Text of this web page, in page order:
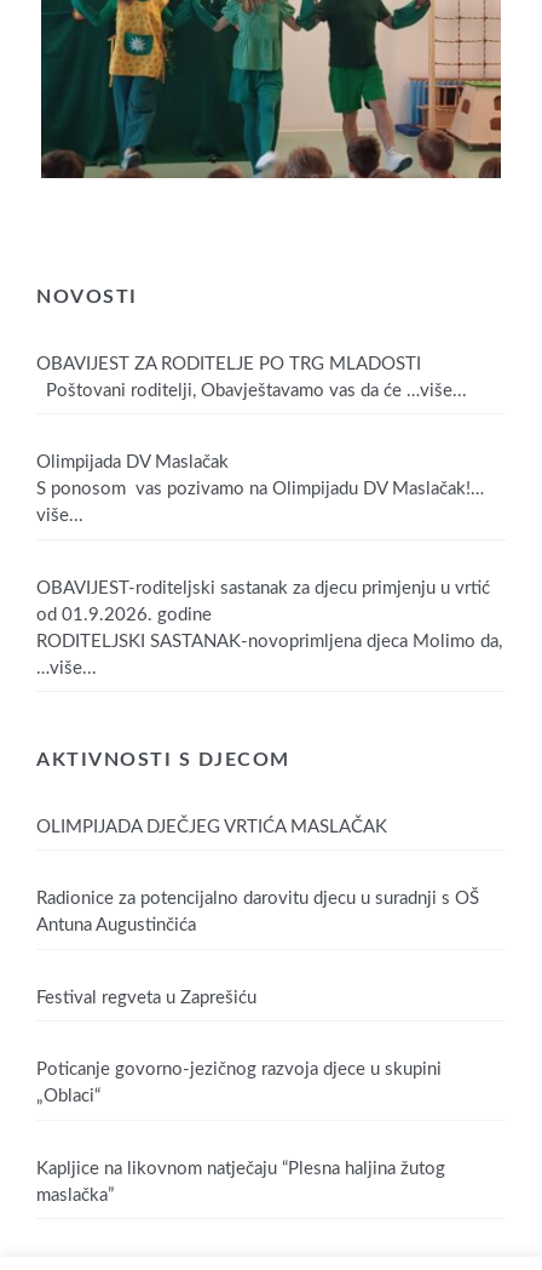
NOVOSTI
OBAVIJEST ZA RODITELJE PO TRG MLADOSTI
Poštovani roditelji, Obavještavamo vas da će …više...
Olimpijada DV Maslačak
S ponosom vas pozivamo na Olimpijadu DV Maslačak!…
više...
OBAVIJEST-roditeljski sastanak za djecu primjenju u vrtić
od 01.9.2026. godine
RODITELJSKI SASTANAK-novoprimljena djeca Molimo da,
…više...
AKTIVNOSTI S DJECOM
OLIMPIJADA DJEČJEG VRTIĆA MASLAČAK
Radionice za potencijalno darovitu djecu u suradnji s OŠ
Antuna Augustinčića
Festival regveta u Zaprešiću
Poticanje govorno-jezičnog razvoja djece u skupini
„Oblaci“
Kapljice na likovnom natječaju “Plesna haljina žutog
maslačka”